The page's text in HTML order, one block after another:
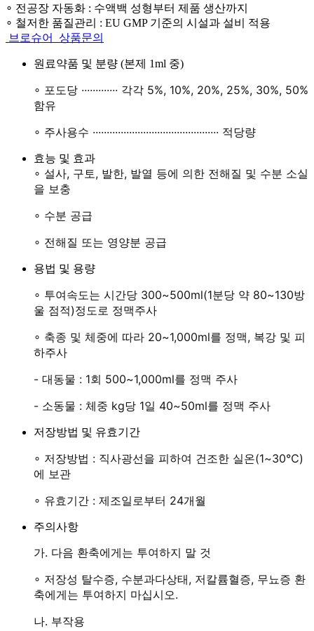
∘ 전공장 자동화 : 수액백 성형부터 제품 생산까지
∘ 철저한 품질관리 : EU GMP 기준의 시설과 설비 적용
브로슈어
상품문의
원료약품 및 분량 (본제 1ml 중)
∘ 포도당 ············· 각각 5%, 10%, 20%, 25%, 30%, 50%
함유
∘ 주사용수 ············································· 적당량
효능 및 효과
∘ 설사, 구토, 발한, 발열 등에 의한 전해질 및 수분 소실
을 보충
∘ 수분 공급
∘ 전해질 또는 영양분 공급
용법 및 용량
∘ 투여속도는 시간당 300~500ml(1분당 약 80~130방
울 점적)정도로 정맥주사
∘ 축종 및 체중에 따라 20~1,000ml를 정맥, 복강 및 피
하주사
- 대동물 : 1회 500~1,000ml를 정맥 주사
- 소동물 : 체중 kg당 1일 40~50ml를 정맥 주사
저장방법 및 유효기간
∘ 저장방법 : 직사광선을 피하여 건조한 실온(1~30℃)
에 보관
∘ 유효기간 : 제조일로부터 24개월
주의사항
가. 다음 환축에게는 투여하지 말 것
∘ 저장성 탈수증, 수분과다상태, 저칼륨혈증, 무뇨증 환
축에게는 투여하지 마십시오.
나. 부작용